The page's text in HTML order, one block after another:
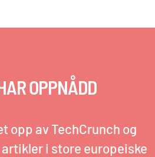
OPPNÅDD
opp av TechCrunch og
i store europeiske